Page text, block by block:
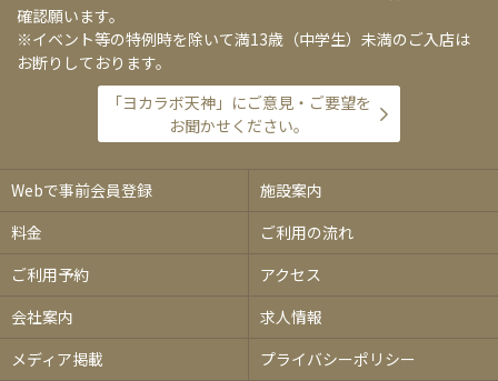
確認願います。
※イベント等の特例時を除いて満13歳（中学生）未満のご入店は
お断りしております。
「ヨカラボ天神」にご意見・ご要望を
お聞かせください。
Webで事前会員登録
施設案内
料金
ご利用の流れ
ご利用予約
アクセス
会社案内
求人情報
メディア掲載
プライバシーポリシー